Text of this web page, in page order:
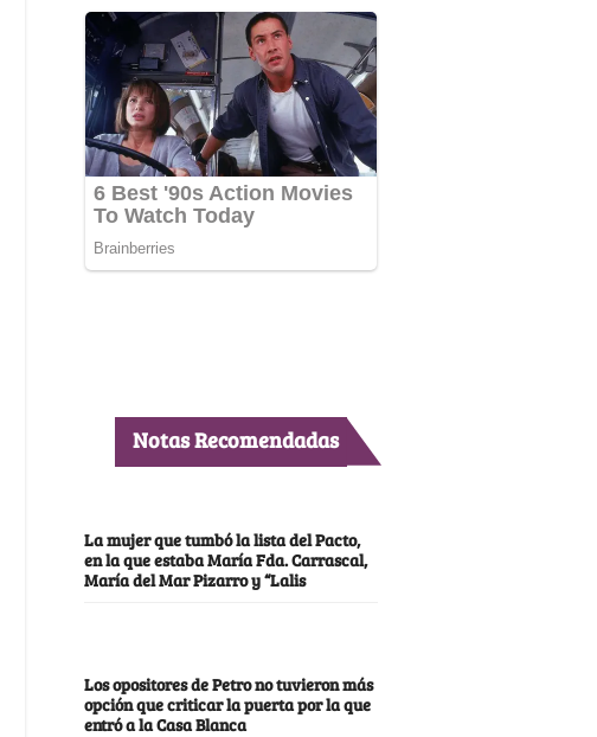
Notas Recomendadas
La mujer que tumbó la lista del Pacto,
en la que estaba María Fda. Carrascal,
María del Mar Pizarro y “Lalis
Los opositores de Petro no tuvieron más
opción que criticar la puerta por la que
entró a la Casa Blanca